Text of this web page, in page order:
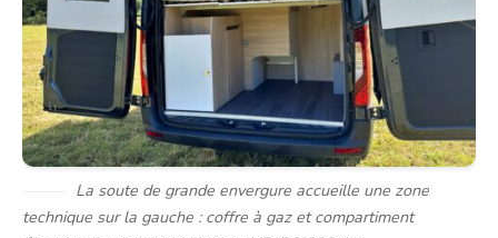
La soute de grande envergure accueille une zone
technique sur la gauche : coffre à gaz et compartiment